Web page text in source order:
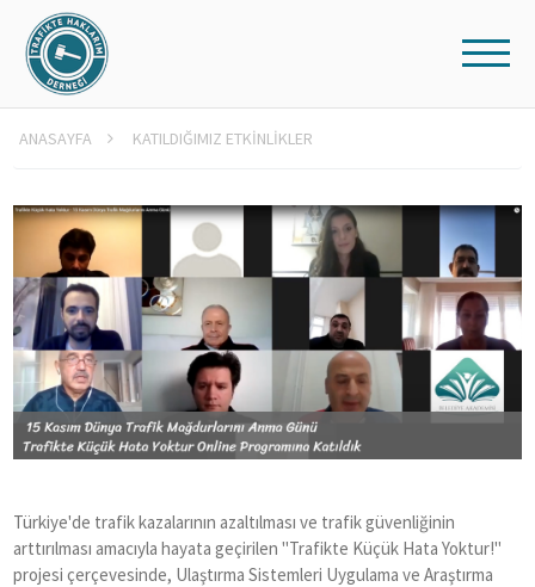
ANASAYFA KATILDIĞIMIZ ETKİNLİKLER
Türkiye'de trafik kazalarının azaltılması ve trafik güvenliğinin
arttırılması amacıyla hayata geçirilen "Trafikte Küçük Hata Yoktur!"
projesi çerçevesinde, Ulaştırma Sistemleri Uygulama ve Araştırma